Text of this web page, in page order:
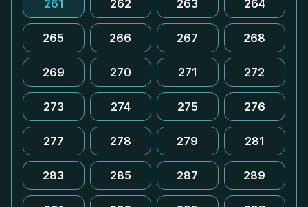
261 262 263 264
265 266 267 268
269 270 271 272
273 274 275 276
277 278 279 281
283 285 287 289